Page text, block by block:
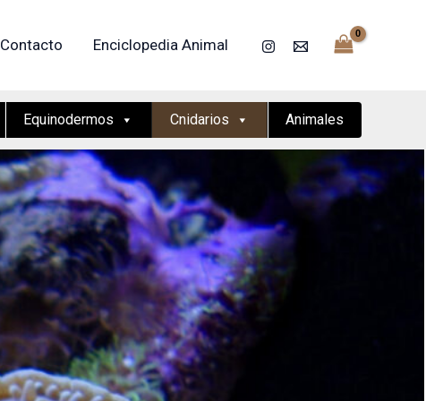
Contacto Enciclopedia Animal
Equinodermos Cnidarios Animales